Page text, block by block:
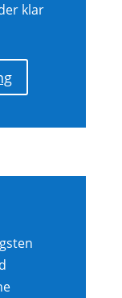
klar